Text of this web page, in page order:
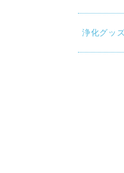
浄化グッ